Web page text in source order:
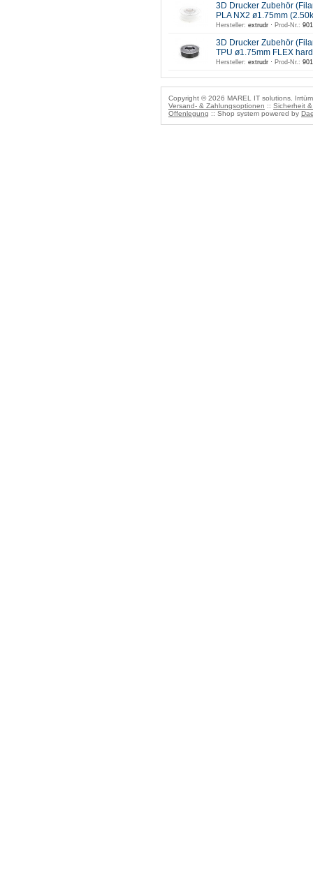
3D Drucker Zubehör
PLA NX2 ø1.75mm
Hersteller: extrudr · Prod-Nr.:
3D Drucker Zubehör
TPU ø1.75mm FLEX
Hersteller: extrudr · Prod-Nr.:
Copyright © 2026 MAREL IT solutions.
Versand- & Zahlungsoptionen :: Sicherheit
Offenlegung :: Shop system powered by